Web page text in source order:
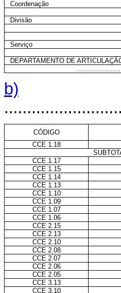
Coordenação
Divisão
Serviço
DEPARTAMENTO DE
b)
CÓDIGO
CCE 1.18
CCE 1.17
CCE 1.15
CCE 1.14
CCE 1.13
CCE 1.10
CCE 1.09
CCE 1.07
CCE 1.06
CCE 2.15
CCE 2.13
CCE 2.10
CCE 2.08
CCE 2.07
CCE 2.06
CCE 2.05
CCE 3.13
CCE 3.10